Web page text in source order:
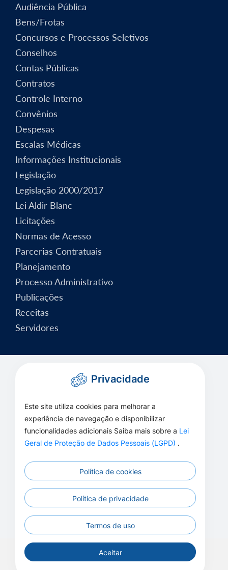
Audiência Pública
Bens/Frotas
Concursos e Processos Seletivos
Conselhos
Contas Públicas
Contratos
Controle Interno
Convênios
Despesas
Escalas Médicas
Informações Institucionais
Legislação
Legislação 2000/2017
Lei Aldir Blanc
Licitações
Normas de Acesso
Parcerias Contratuais
Planejamento
Processo Administrativo
Publicações
Receitas
Servidores
Privacidade
Este site utiliza cookies para melhorar a
experiência de navegação e disponibilizar
funcionalidades adicionais Saiba mais sobre a Lei
Geral de Proteção de Dados Pessoais (LGPD) .
Política de cookies
Política de privacidade
Termos de uso
Aceitar